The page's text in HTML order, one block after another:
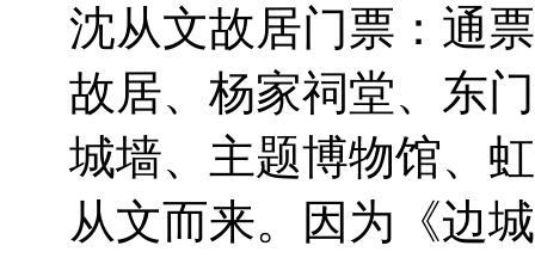
沈从文故居门票：通
故居、杨家祠堂、东
城墙、主题博物馆、
从文而来。因为《边